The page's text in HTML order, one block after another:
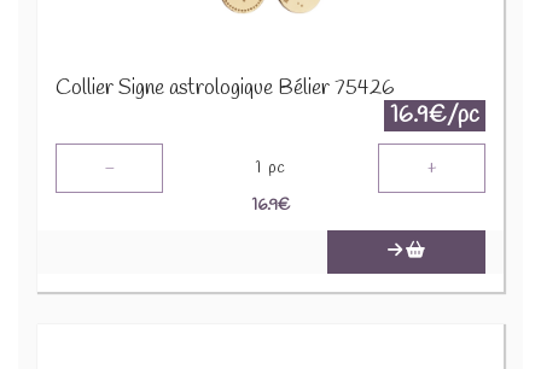
Collier Signe astrologique Bélier 75426
16.9€/pc
- 1 pc +
16.9€